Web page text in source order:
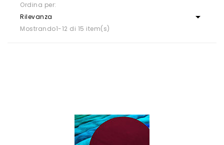
Ordina per:
Rilevanza

Mostrando1-12 di 15 item(s)